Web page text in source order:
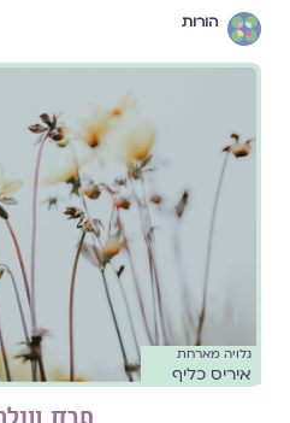
הורות
גלויה מארחת
איריס כליף